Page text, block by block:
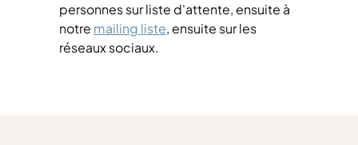
personnes sur liste d'attente, ensuite à
notre mailing liste, ensuite sur les
réseaux sociaux.